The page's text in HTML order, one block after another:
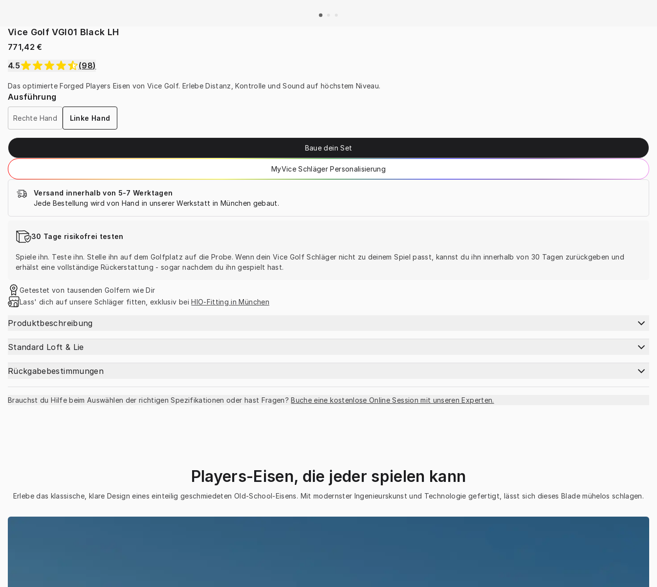
Vice Golf VGI01 Black LH
771,42 €
4.5
(98)
Das optimierte Forged Players Eisen von Vice Golf. Erlebe Distanz, Kontrolle und Sound auf höchstem Niveau.
Ausführung
Rechte Hand Linke Hand
Baue dein Set
MyVice Schläger Personalisierung
Versand innerhalb von 5-7 Werktagen
Jede Bestellung wird von Hand in unserer Werkstatt in München gebaut.
30 Tage risikofrei testen
Spiele ihn. Teste ihn. Stelle ihn auf dem Golfplatz auf die Probe. Wenn dein Vice Golf Schläger nicht zu deinem Spiel passt, kannst du ihn innerhalb von 30 Tagen zurückgeben und
erhälst eine vollständige Rückerstattung - sogar nachdem du ihn gespielt hast.
Getestet von tausenden Golfern wie Dir
Lass' dich auf unsere Schläger fitten, exklusiv bei HIO-Fitting in München
Produktbeschreibung
Standard Loft & Lie
Rückgabebestimmungen
Brauchst du Hilfe beim Auswählen der richtigen Spezifikationen oder hast Fragen? Buche eine kostenlose Online Session mit unseren Experten.
Players-Eisen, die jeder spielen kann
Erlebe das klassische, klare Design eines einteilig geschmiedeten Old-School-Eisens. Mit modernster Ingenieurskunst und Technologie gefertigt, lässt sich dieses Blade mühelos schlagen.